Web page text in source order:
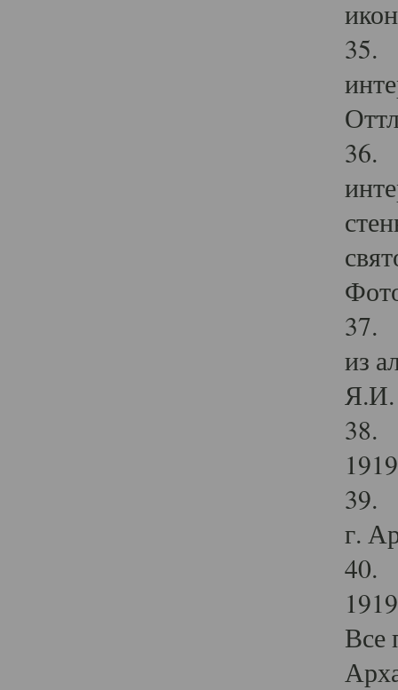
35.
36.
37.
из
Я.И.
38.
39.
г.
40.
Все